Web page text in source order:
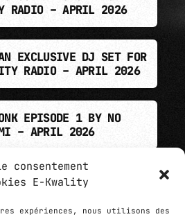
consentement
E-Kwality
expériences, nous utilisons des
RADIO – APRIL 2026
EXCLUSIVE DJ SET FOR
RADIO – APRIL 2026
EPISODE 1 BY NO
– APRIL 2026